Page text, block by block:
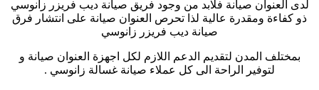
لدى العنوان صيانة فلابد من وجود فريق صيانة ديب فريزر زانوسي
ذو كفاءة ومقدرة عالية لذا تحرص العنوان صيانة على انتشار فرق
صيانة ديب فريزر زانوسي
بمختلف المدن لتقديم الدعم اللازم لكل اجهزة العنوان صيانة و
لتوفير الراحة الى كل عملاء صيانة غسالة زانوسي .